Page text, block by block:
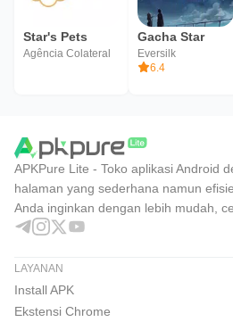
Star's Pets
Agência Colateral
Gacha Star
Eversilk
6.4
APKPure Lite - Toko aplikasi Android
halaman yang sederhana namun
Anda inginkan dengan lebih mudah,
LAYANAN
Install APK
Ekstensi Chrome